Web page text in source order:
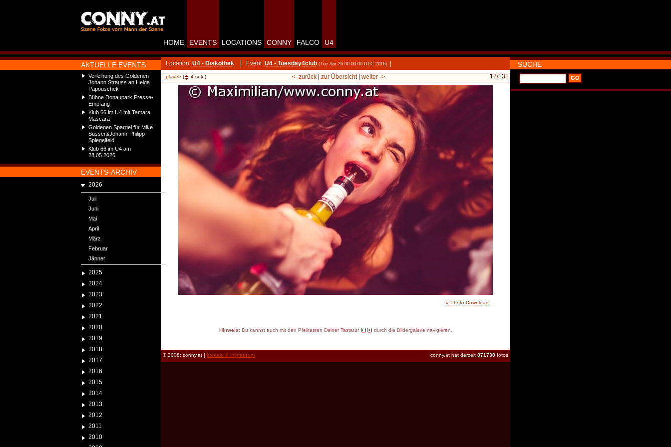
AKTUELLE EVENTS
Verleihung des Goldenen
Johann Strauss an Helga
Papouschek
Bühne Donaupark Presse-
Empfang
Klub 66 im U4 mit Tamara
Mascara
Goldenen Spargel für Mike
Süsser&Johann-Philipp
Spiegelfeld
Klub 66 im U4 am
28.05.2026
EVENTS-ARCHIV
2026
Juli
Juni
Mai
April
März
Februar
Jänner
2025
2024
2023
2022
2021
2020
2019
2018
2017
2016
2015
2014
2013
2012
2011
2010
HOME EVENTS LOCATIONS CONNY FALCO U4
Location: U4 - Diskothek Event: U4 - Tuesday4club (Tue Apr 26 00:00:00 UTC 2016)
play>> ( 4 sek.) 12/131
<- zurück| zur Übersicht| weiter ->
» Photo Download
Hinweis:Du kannst auch mit den Pfeiltasten Deiner Tastatur durch die Bildergalerie navigieren.
conny.at hat derzeit 871738 fotos
© 2008: conny.at | kontakt & impressum
SUCHE